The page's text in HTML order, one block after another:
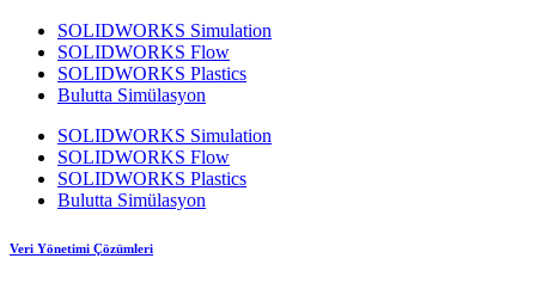
SOLIDWORKS Simulation
SOLIDWORKS Flow
SOLIDWORKS Plastics
Bulutta Simülasyon
SOLIDWORKS Simulation
SOLIDWORKS Flow
SOLIDWORKS Plastics
Bulutta Simülasyon
Veri Yönetimi Çözümleri